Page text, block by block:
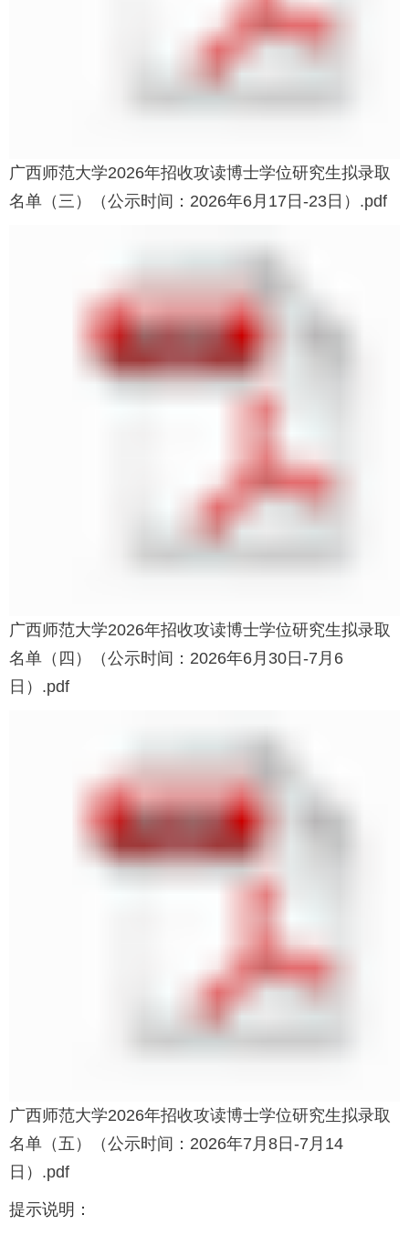
广西师范大学2026年招收攻读博士学位研究生拟录取
名单（三）（公示时间：2026年6月17日-23日）.pdf
广西师范大学2026年招收攻读博士学位研究生拟录取
名单（四）（公示时间：2026年6月30日-7月6
日）.pdf
广西师范大学2026年招收攻读博士学位研究生拟录取
名单（五）（公示时间：2026年7月8日-7月14
日）.pdf
提示说明：